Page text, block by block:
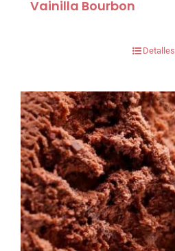
Vainilla Bourbon
Detalles